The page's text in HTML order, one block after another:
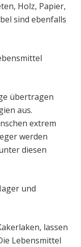
Holz, Papier,
sind ebenfalls
übertragen
aus.
extrem
werden
diesen
und
lassen
Lebensmittel